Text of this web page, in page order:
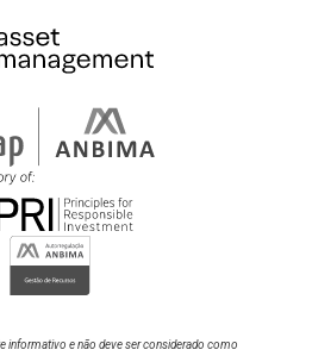
informativo e não deve ser considerado como